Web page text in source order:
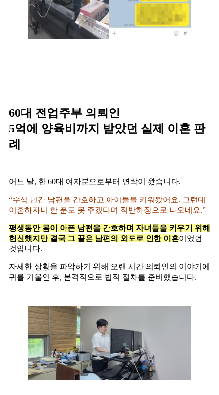
60대 전업주부 의뢰인
5억에 양육비까지 받았던 실제 이혼 판
례
어느 날, 한 60대 여자분으로부터 연락이 왔습니다.
“수십 년간 남편을 간호하고 아이들을 키워왔어요. 그런데
이혼하자니 한 푼도 못 주겠다며 적반하장으로 나오네요.”
평생동안 몸이 아픈 남편을 간호하며 자녀들을 키우기 위해
헌신했지만 결국 그 끝은 남편의 외도로 인한 이혼이었던
것입니다.
자세한 상황을 파악하기 위해 오랜 시간 의뢰인의 이야기에
귀를 기울인 후, 본격적으로 법적 절차를 준비했습니다.